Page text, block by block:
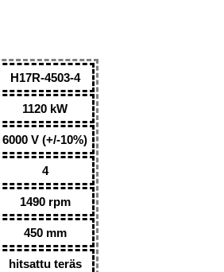
H17R-4503-4
1120 kW
6000 V (+/-10%)
4
1490 rpm
450 mm
hitsattu teräs